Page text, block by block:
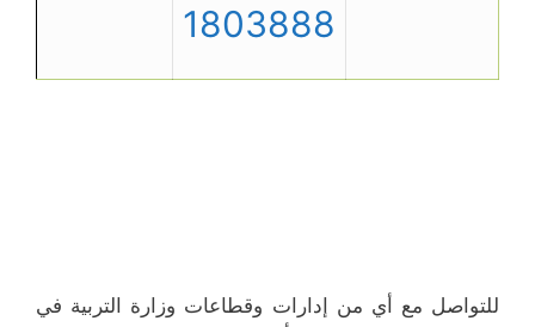
1803888
للتواصل مع أي من إدارات وقطاعات وزارة التربية في